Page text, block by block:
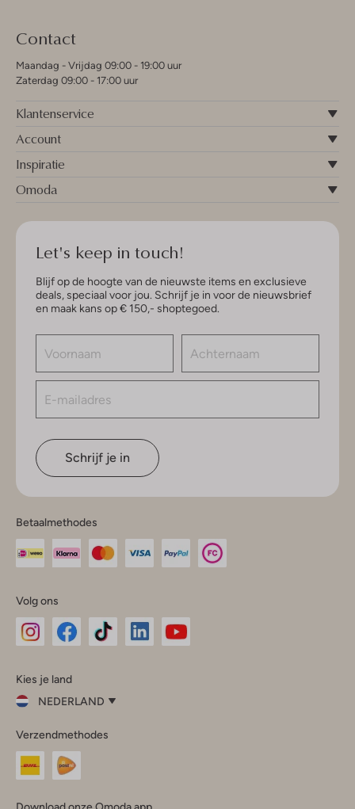
Contact
Maandag - Vrijdag 09:00 - 19:00 uur
Zaterdag 09:00 - 17:00 uur
Klantenservice
Account
Inspiratie
Omoda
Let's keep in touch!
Blijf op de hoogte van de nieuwste items en exclusieve
deals, speciaal voor jou. Schrijf je in voor de nieuwsbrief
en maak kans op € 150,- shoptegoed.
Schrijf je in
Betaalmethodes
Volg ons
InstagramFacebook
Kies je land
NEDERLAND
je
land
Nederland
Verzendmethodes